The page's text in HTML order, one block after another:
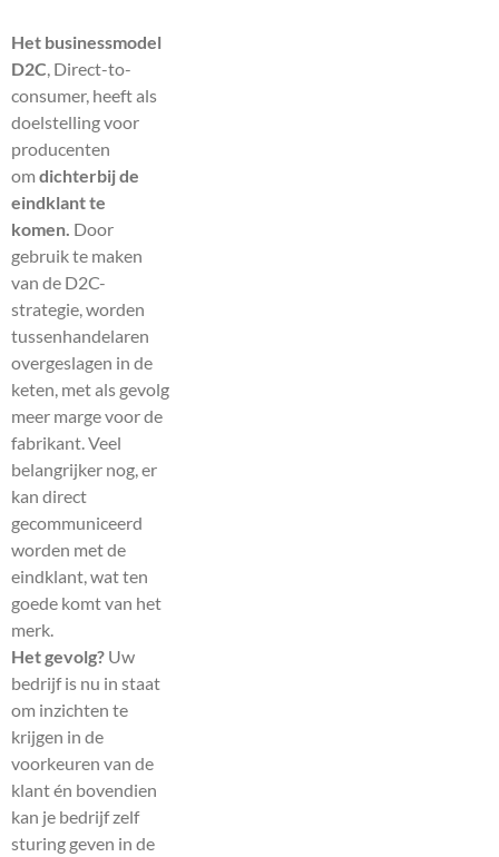
Het businessmodel
D2C , Direct-to-
consumer, heeft als
doelstelling voor
producenten
om dichterbij de
eindklant te
komen. Door
gebruik te maken
van de D2C-
strategie, worden
tussenhandelaren
overgeslagen in de
keten, met als gevolg
meer marge voor de
fabrikant. Veel
belangrijker nog, er
kan direct
gecommuniceerd
worden met de
eindklant, wat ten
goede komt van het
merk.
Het gevolg? Uw
bedrijf is nu in staat
om inzichten te
krijgen in de
voorkeuren van de
klant én bovendien
kan je bedrijf zelf
sturing geven in de